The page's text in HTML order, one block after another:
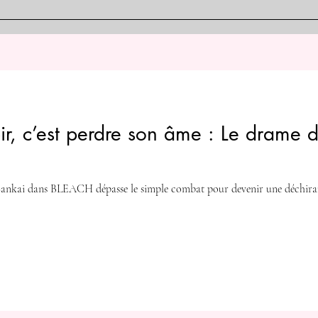
monde du manga avec «
«
c’est perdre son âme : Le drame
dans BLEACH dépasse le simple combat pour devenir une